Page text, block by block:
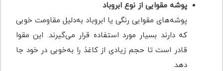
پوشه مقوایی از نوع ابروباد
پوشه‌های مقوایی رنگی یا ابروباد به‌دلیل مقاومت خوبی
که دارند بسیار مورد استفاده قرار می‌گیرند. این مقوا
قادر است تا حجم زیادی از کاغذ را به‌خوبی در خود جا
دهد.